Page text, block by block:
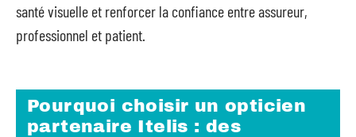
santé visuelle et renforcer la confiance entre assureur,
professionnel et patient.
Pourquoi choisir un opticien
partenaire Itelis : des